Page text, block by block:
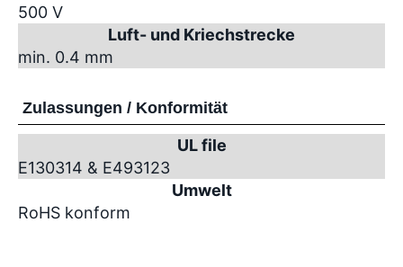
500 V
Luft- und Kriechstrecke
min. 0.4 mm
Zulassungen / Konformität
UL file
E130314 & E493123
Umwelt
RoHS konform